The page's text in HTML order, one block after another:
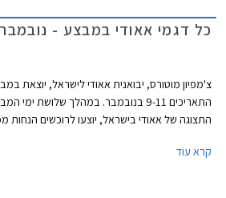
כל דגמי אאודי במבצע - נובמבר 2016
צ'מפיון מוטורס, יבואנית אאודי לישראל, יוצאת
התאריכים 9-11 בנובמבר. במהלך שלושת
התצוגה של אאודי בישראל, יוצעו לרוכשים הנחות
קרא עוד